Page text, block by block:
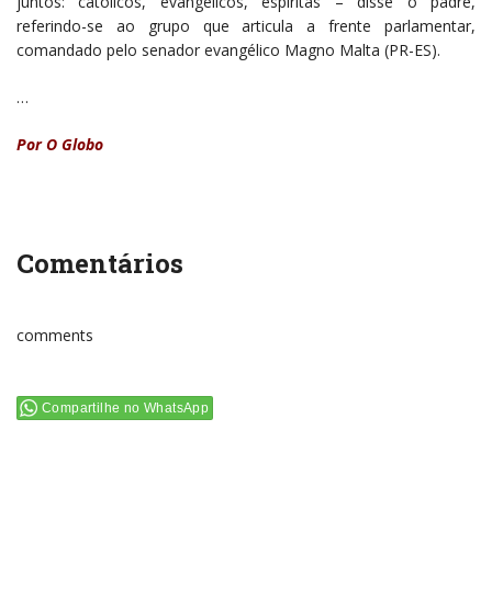
referindo-se ao grupo que articula a frente parlamentar,
comandado pelo senador evangélico Magno Malta (PR-ES).
…
Por O Globo
Comentários
comments
Compartilhe no WhatsApp